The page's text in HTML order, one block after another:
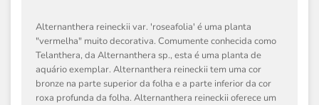
Alternanthera reineckii var. 'roseafolia' é uma planta
"vermelha" muito decorativa. Comumente conhecida como
Telanthera, da Alternanthera sp., esta é uma planta de
aquário exemplar. Alternanthera reineckii tem uma cor
bronze na parte superior da folha e a parte inferior da cor
roxa profunda da folha. Alternanthera reineckii oferece um